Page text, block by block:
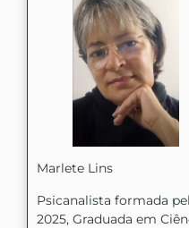
Marlete Lins
Psicanalista formada
2025, Graduada em